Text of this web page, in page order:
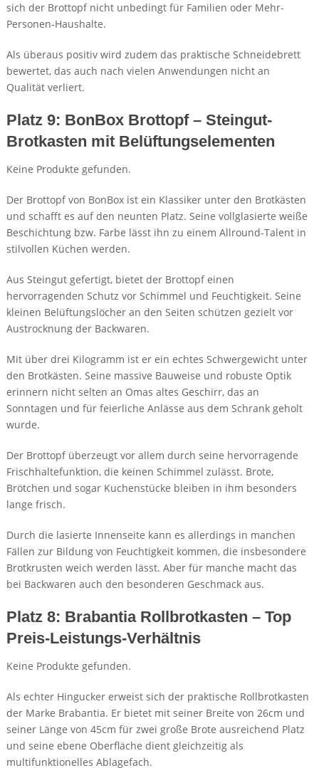
sich der Brottopf nicht unbedingt für Familien oder Mehr-
Personen-Haushalte.
Als überaus positiv wird zudem das praktische Schneidebrett
bewertet, das auch nach vielen Anwendungen nicht an
Qualität verliert.
Platz 9: BonBox Brottopf – Steingut-
Brotkasten mit Belüftungselementen
Keine Produkte gefunden.
Der Brottopf von BonBox ist ein Klassiker unter den Brotkästen
und schafft es auf den neunten Platz. Seine vollglasierte weiße
Beschichtung bzw. Farbe lässt ihn zu einem Allround-Talent in
stilvollen Küchen werden.
Aus Steingut gefertigt, bietet der Brottopf einen
hervorragenden Schutz vor Schimmel und Feuchtigkeit. Seine
kleinen Belüftungslöcher an den Seiten schützen gezielt vor
Austrocknung der Backwaren.
Mit über drei Kilogramm ist er ein echtes Schwergewicht unter
den Brotkästen. Seine massive Bauweise und robuste Optik
erinnern nicht selten an Omas altes Geschirr, das an
Sonntagen und für feierliche Anlässe aus dem Schrank geholt
wurde.
Der Brottopf überzeugt vor allem durch seine hervorragende
Frischhaltefunktion, die keinen Schimmel zulässt. Brote,
Brötchen und sogar Kuchenstücke bleiben in ihm besonders
lange frisch.
Durch die lasierte Innenseite kann es allerdings in manchen
Fällen zur Bildung von Feuchtigkeit kommen, die insbesondere
Brotkrusten weich werden lässt. Aber für manche macht das
bei Backwaren auch den besonderen Geschmack aus.
Platz 8: Brabantia Rollbrotkasten – Top
Preis-Leistungs-Verhältnis
Keine Produkte gefunden.
Als echter Hingucker erweist sich der praktische Rollbrotkasten
der Marke Brabantia. Er bietet mit seiner Breite von 26cm und
seiner Länge von 45cm für zwei große Brote ausreichend Platz
und seine ebene Oberfläche dient gleichzeitig als
multifunktionelles Ablagefach.